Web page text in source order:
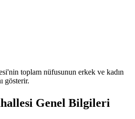
toplam nüfusunun erkek ve kadın
gösterir.
Genel Bilgileri